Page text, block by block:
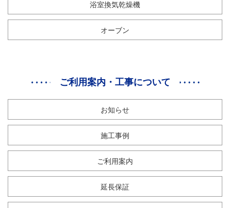
浴室換気乾燥機
オーブン
ご利用案内・工事について
お知らせ
施工事例
ご利用案内
延長保証